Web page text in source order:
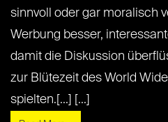
sinnvoll oder gar moralisch
Werbung besser,
damit die Diskussion
zur Blütezeit des World
spielten.[...] [...]